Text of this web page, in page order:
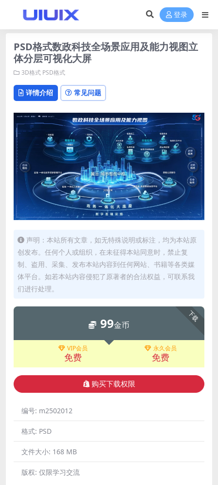
登录
PSD格式数政科技全场景应用及能力视图立
体分层可视化大屏
3D格式 PSD格式
详情介绍 常见问题
声明：本站所有文章，如无特殊说明或标注，均为本站原
创发布。任何个人或组织，在未征得本站同意时，禁止复
制、盗用、采集、发布本站内容到任何网站、书籍等各类媒
体平台。如若本站内容侵犯了原著者的合法权益，可联系我
们进行处理。
下载
99金币
VIP会员
免费
永久会员
免费
购买下载权限
编号: m2502012
格式: PSD
文件大小: 168 MB
版权: 仅限学习交流